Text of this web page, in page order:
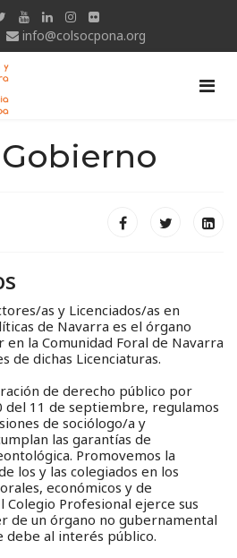
info@colsocpona.org
as y Licenciados/as en
de Navarra es el órgano
la Comunidad Foral de Navarra
de dichas Licenciaturas.
de derecho público por
del 11 de septiembre, regulamos
de sociólogo/a y
las garantías de
Promovemos la
los y las colegiados en los
económicos y de
Colegio Profesional ejerce sus
de un órgano no gubernamental
debe al interés público.